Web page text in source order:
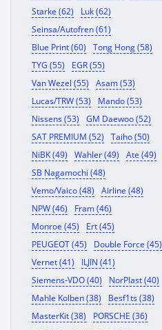
Starke (62)
Luk (62)
Seinsa/Autofren (61)
Blue Print (60)
Tong Hong (58)
TYG (55)
EGR (55)
Van Wezel (55)
Asam (53)
Lucas/TRW (53)
Mando (53)
Nissens (53)
GM Daewoo (52)
SAT PREMIUM (52)
Taiho (50)
NiBK (49)
Wahler (49)
Ate (49)
SB Nagamochi (48)
Vemo/Vaico (48)
Airline (48)
NPW (46)
Fram (46)
Monroe (45)
Ert (45)
PEUGEOT (45)
Double Force (45)
Vernet (41)
ILJIN (41)
Siemens-VDO (40)
NorPlast (40)
Mahle Kolben (38)
Besf1ts (38)
MasterKit (38)
PORSCHE (36)